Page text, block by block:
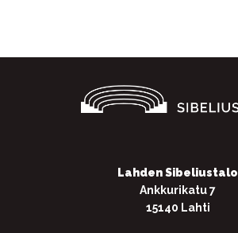
Lahden Sibeliustalo
Ankkurikatu 7
15140 Lahti